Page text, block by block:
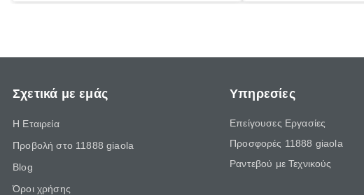
Σχετικά με εμάς
Η Εταιρεία
Προβολή στο 11888 giaola
Blog
Όροι χρήσης
Υπηρεσίες
Επείγουσες Εργασίες
Προσφορές 11888 giaola
Ραντεβού με Τεχνικούς